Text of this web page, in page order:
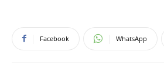
Facebook WhatsApp